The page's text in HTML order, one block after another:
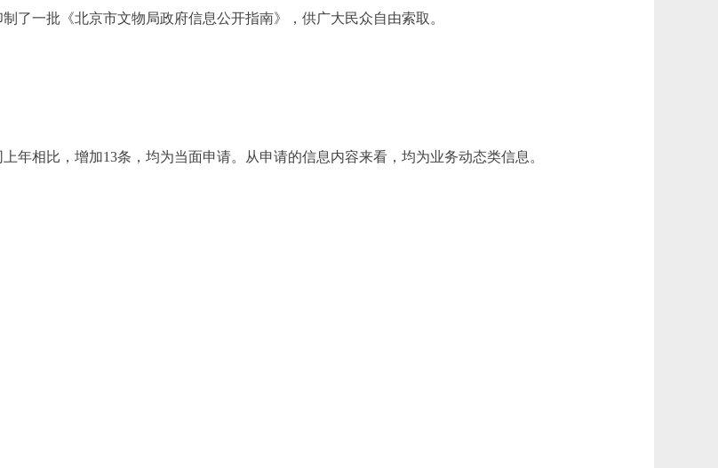
了一批《北京市文物局政府信息公开指南》，供广大民众自由索取。
相比，增加13条，均为当面申请。从申请的信息内容来看，均为业务动态类信息。